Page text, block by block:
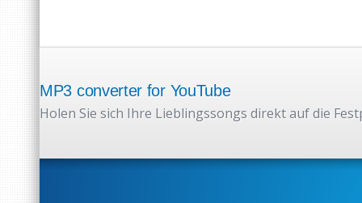
MP3 converter for YouTube
Holen Sie sich Ihre Lieblingssongs direkt auf die